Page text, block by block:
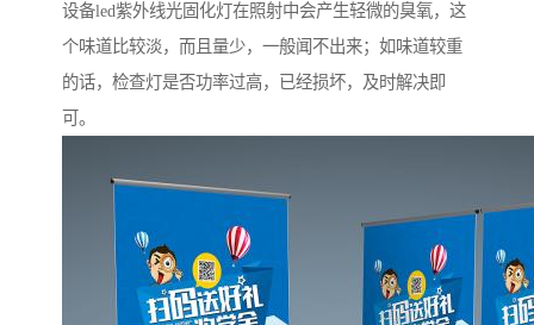
设备led紫外线光固化灯在照射中会产生轻微的臭氧，这
个味道比较淡，而且量少，一般闻不出来；如味道较重
的话，检查灯是否功率过高，已经损坏，及时解决即
可。